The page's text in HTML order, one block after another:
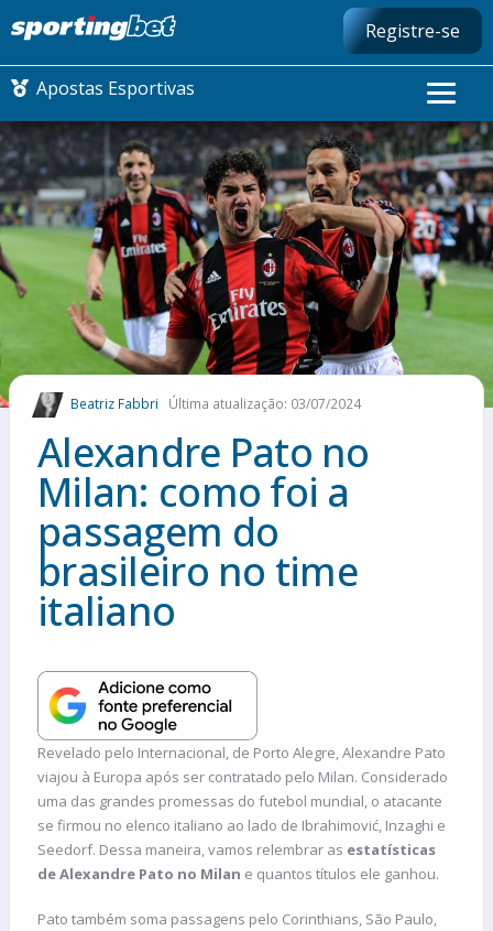
Registre-se
Apostas Esportivas
CONMEBOL LIBERTADORES
FUTEBOL NACIONAL
FUTEBOL INTERNACIONAL
COMO APOSTAR
MAIS ESPORTES
Beatriz Fabbri Última atualização: 03/07/2024
Alexandre Pato no
Milan: como foi a
passagem do
brasileiro no time
italiano
Revelado pelo Internacional, de Porto Alegre, Alexandre Pato
viajou à Europa após ser contratado pelo Milan. Considerado
uma das grandes promessas do futebol mundial, o atacante
se firmou no elenco italiano ao lado de Ibrahimović, Inzaghi e
Seedorf. Dessa maneira, vamos relembrar as estatísticas
de Alexandre Pato no Milan e quantos títulos ele ganhou.
Pato também soma passagens pelo Corinthians, São Paulo,